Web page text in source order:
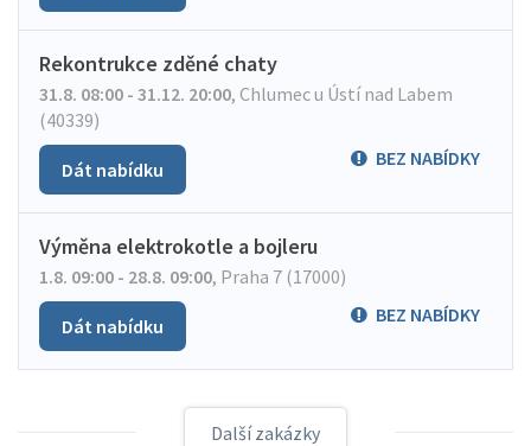
Rekontrukce zděné chaty
31.8. 08:00 - 31.12. 20:00, Chlumec u Ústí nad Labem
(40339)
BEZ NABÍDKY
Dát nabídku
Výměna elektrokotle a bojleru
1.8. 09:00 - 28.8. 09:00, Praha 7 (17000)
BEZ NABÍDKY
Dát nabídku
Další zakázky